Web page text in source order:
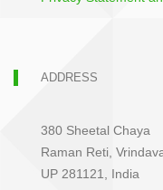
ADDRESS
380 Sheetal Chaya
Raman Reti,
UP 281121, India